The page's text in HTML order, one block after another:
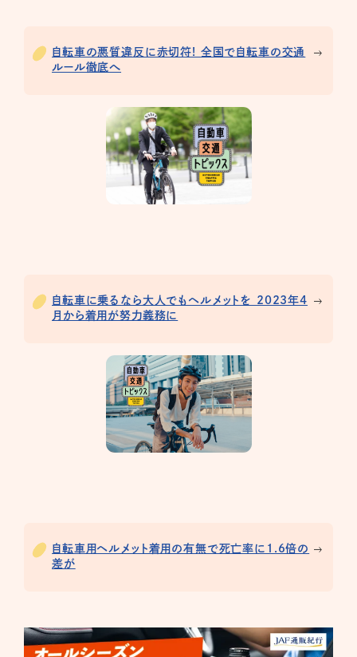
自転車の悪質違反に赤切符! 全国で自転車の交通
ルール徹底へ
自転車に乗るなら大人でもヘルメットを 2023年4
月から着用が努力義務に
自転車用ヘルメット着用の有無で死亡率に1.6倍の
差が